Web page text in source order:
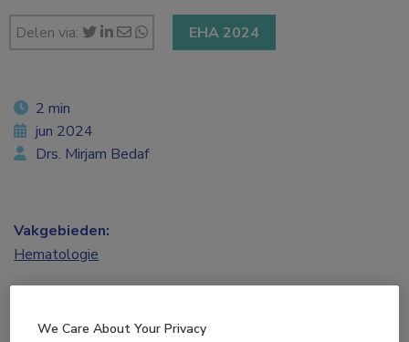
Delen via: EHA 2024
2 min
jun 2024
Drs. Mirjam Bedaf
Vakgebieden:
Hematologie
MMWe Care About Your Privacy